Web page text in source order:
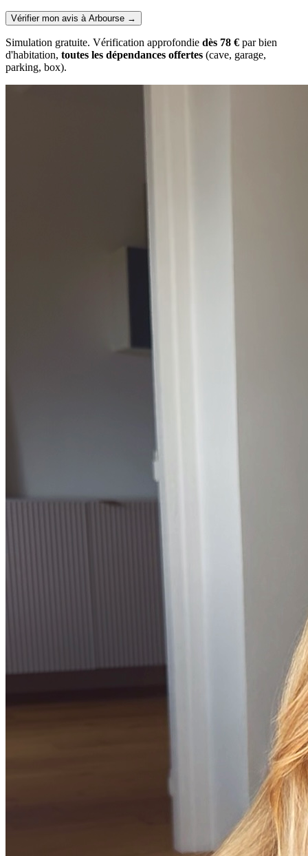
Vérifier mon avis à Arbourse →
Simulation gratuite. Vérification approfondie dès 78 € par bien
d'habitation, toutes les dépendances offertes (cave, garage,
parking, box).